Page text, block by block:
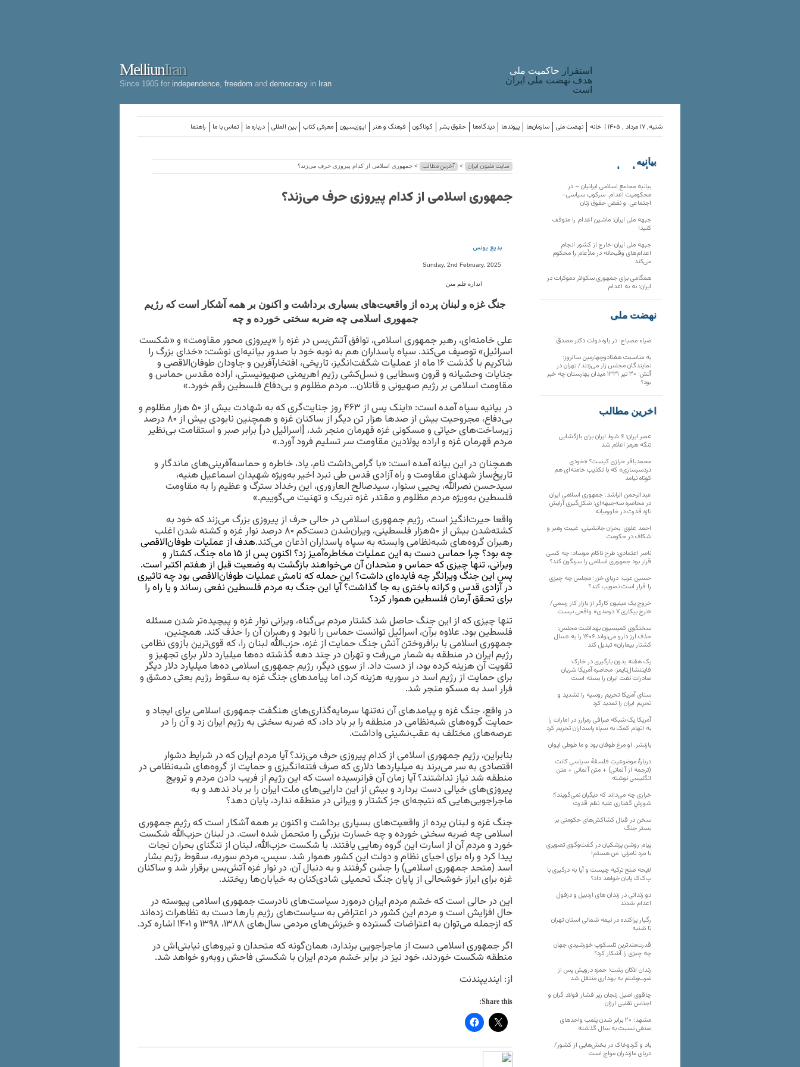
MelliunIran
Since 1905 for independence freedom and democracy in Iran
استقرار حاکميت ملی
هدف نهضت ملی ایران
است
راهنما تماس با ما درباره ما بین المللی معرفی کتاب اپوزیسیون فرهنگ و هنر گوناگون حقوق بشر دیدگاه‌ها پیوندها سازمان‌ها نهضت ملی خانه شنبه, ۱۷ مرداد , ۱۴۰۵ |
سایت ملیون ایران > آخرین مطالب > جمهوری اسلامی از کدام پیروزی حرف می‌زند؟
جمهوری اسلامی از کدام پیروزی حرف می‌زند؟
بدیع یونس
Sunday, 2nd February, 2025
اندازه قلم متن
جنگ غزه و لبنان پرده از واقعیت‌های بسیاری برداشت و اکنون بر همه آشکار است که رژیم
جمهوری اسلامی چه ضربه سختی خورده و چه
علی خامنه‌ای، رهبر جمهوری اسلامی، توافق آتش‌بس در غزه را «پیروزی محور مقاومت» و «شکست
اسرائیل» توصیف می‌کند. سپاه پاسداران هم به نوبه خود با صدور بیانیه‌ای نوشت: «خدای بزرگ را
شاکریم با گذشت ۱۶ ماه از عملیات شگفت‌انگیز، تاریخی، افتخارآفرین و جاودان طوفان‌الاقصی و
جنایات وحشیانه و قرون وسطایی و نسل‌کشی رژیم اهریمنی صهیونیستی، اراده مقدس حماس و
مقاومت اسلامی بر رژیم صهیونی و قاتلان… مردم مظلوم و بی‌دفاع فلسطین رقم خورد.»
در بیانیه سپاه آمده است: «اینک پس از ۴۶۳ روز جنایت‌گری که به شهادت بیش از ۵۰ هزار مظلوم و
بی‌دفاع، مجروحیت بیش از صدها هزار تن دیگر از ساکنان غزه و همچنین نابودی بیش از ۸۰ درصد
زیرساخت‌های حیاتی و مسکونی غزه قهرمان منجر شد، [اسرائيل در] برابر صبر و استقامت بی‌نظیر
مردم قهرمان غزه و اراده پولادین مقاومت سر تسلیم فرود آورد.»
همچنان در این بیانه آمده است: «با گرامی‌داشت نام، یاد، خاطره و حماسه‌آفرینی‌های ماندگار و
تاریخ‌ساز شهدای مقاومت و راه آزادی قدس طی نبرد اخیر به‌ویژه شهیدان اسماعیل هنیه،
سیدحسن نصرالله، یحیی سنوار، سیدصالح العاروری، این رخداد سترگ و عظیم را به مقاومت
فلسطین به‌ویژه مردم مظلوم و مقتدر غزه تبریک و تهنیت می‌گوییم.»
واقعا حیرت‌انگیز است، رژیم جمهوری اسلامی در حالی حرف از پیروزی بزرگ می‌زند که خود به
کشته‌شدن بیش از ۵۰هزار فلسطینی، ویران‌شدن دست‌کم ۸۰ درصد نوار غزه و کشته شدن اغلب
رهبران گروه‌های شبه‌نظامی وابسته به سپاه پاسداران اذعان می‌کند.هدف از عملیات طوفان‌الاقصی
چه بود؟ چرا حماس دست به این عملیات مخاطره‌آمیز زد؟ اکنون پس از ۱۵ ماه جنگ، کشتار و
ویرانی، تنها چیزی که حماس و متحدان آن می‌خواهند بازگشت به وضعیت قبل از هفتم اکتبر است.
پس این جنگ ویرانگر چه فایده‌ای داشت؟ این حمله که نامش عملیات طوفان‌الاقصی بود چه تاثیری
در آزادی قدس و کرانه باختری به جا گذاشت؟ آیا این جنگ به مردم فلسطین نفعی رساند و یا راه را
برای تحقق آرمان فلسطین هموار کرد؟
تنها چیزی که از این جنگ حاصل شد کشتار مردم بی‌گناه، ویرانی نوار غزه و پیچیده‌تر شدن مسئله
فلسطین بود. علاوه برآن، اسرائیل توانست حماس را نابود و رهبران آن را حذف کند. همچنین،
جمهوری اسلامی با برافروختن آتش جنگ حمایت از غزه، حزب‌الله لبنان را، که قوی‌ترین بازوی نظامی‌
رژیم ایران در منطقه به شمار می‌رفت و تهران در چند دهه گذشته ده‌ها میلیارد دلار برای تجهیز و
تقویت آن هزینه کرده بود، از دست داد. از سوی دیگر، رژیم جمهوری اسلامی ده‌ها میلیارد دلار دیگر
برای حمایت از رژیم اسد در سوریه هزینه کرد، اما پیامدهای جنگ غزه به سقوط رژیم بعثی دمشق و
فرار اسد به مسکو منجر شد.
در واقع، جنگ غزه و پیامدهای آن نه‌تنها سرمایه‌گذاری‌های هنگفت جمهوری اسلامی برای ایجاد و
حمایت گروه‌های شبه‌نظامی در منطقه را بر باد داد، که ضربه سختی به رژیم ایران زد و آن را در
عرصه‌های مختلف به عقب‌نشینی واداشت.
بنابراین، رژیم جمهوری اسلامی از کدام پیروزی حرف می‌زند؟ آیا مردم ایران که در شرایط دشوار
اقتصادی به سر می‌برند به میلیاردها دلاری که صرف فتنه‌انگیزی و حمایت از گروه‌های شبه‌نظامی در
منطقه شد نیاز نداشتند؟ آیا زمان آن فرانرسیده است که این رژیم از فریب دادن مردم و ترویج
پیروزی‌های خیالی دست بردارد و بیش از این دارایی‌های ملت ایران را بر باد ندهد و به
ماجراجویی‌هایی که نتیجه‌ای جز کشتار و ویرانی در منطقه ندارد، پایان دهد؟
جنگ غزه و لبنان پرده از واقعیت‌های بسیاری برداشت و اکنون بر همه آشکار است که رژیم جمهوری
اسلامی چه ضربه سختی خورده و چه خسارت بزرگی را متحمل شده است. در لبنان حزب‌الله شکست
خورد و مردم آن از اسارت این گروه رهایی یافتند. با شکست حزب‌الله، لبنان از تنگنای بحران نجات
پیدا کرد و راه برای احیای نظام و دولت این کشور هموار شد. سپس، مردم سوریه، سقوط رژیم بشار
اسد (متحد جمهوری اسلامی) را جشن گرفتند و به دنبال آن، در نوار غزه آتش‌بس برقرار شد و ساکنان
غزه برای ابراز خوشحالی از پایان جنگ تحمیلی شادی‌کنان به خیابان‌ها ریختند.
این در حالی است که خشم مردم ایران درمورد سیاست‌های نادرست جمهوری اسلامی پیوسته در
حال افزایش است و مردم این کشور در اعتراض به سیاست‌های رژیم بارها دست به تظاهرات زده‌اند
که ازجمله می‌توان به اعتراضات گسترده و خیزش‌های مردمی سال‌های ۱۳۸۸، ۱۳۹۸ و ۱۴۰۱ اشاره کرد.
اگر جمهوری اسلامی دست از ماجراجویی برندارد، همان‌گونه که متحدان و نیروهای نیابتی‌اش در
منطقه شکست خوردند، خود نیز در برابر خشم مردم ایران با شکستی فاحش روبه‌رو خواهد شد.
از: ایندیپندنت
Share this:
بیانیه
سازمان‌های
بیانیه مجامع اسلامی ایرانیان – در
محکومیت اعدام، سرکوب سیاسی–
اجتماعی، و نقض حقوق زنان
جبهه ملی ایران: ماشین اعدام را متوقف
کنید!
جبهه ملی ایران-خارج از کشور انجام
اعدام‌های وقیحانه در ملأِعام را محکوم
می‌کند
همگامی برای جمهوری سکولار دموکرات در
ایران: نه به اعدام
نهضت ملی
ضیاء مصباح: در باره دولت دکتر مصدق
به مناسبت هفتادوچهارمین سالروز:
نمایندگان مجلس زار می‌زدند/ تهران در
آتش؛ ۳۰ تیر ۱۳۳۱ میدان بهارستان چه خبر
بود؟
آخرین مطالب
عصر ایران: ۶ شرط ایران برای بازگشایی
تنگه هرمز اعلام شد
محمدباقر خرازی کیست؟ «خودیِ
دردسرسازی» که با تکذیب خامنه‌ای هم
کوتاه نیامد
عبدالرحمن الراشد: جمهوری اسلامی ایران
در محاصره سه‌جبهه‌ای؛ شکل‌گیری آرایش
تازه قدرت در خاورمیانه
احمد علوی: بحران جانشینی، غیبت رهبر و
شکاف در حکومت
ناصر اعتمادی: طرح ناکام موساد: چه کسی
قرار بود جمهوری اسلامی را سرنگون کند؟
حسین عرب: دریای خزر؛ مجلس چه چیزی
را قرار است تصویب کند؟
خروج یک میلیون کارگر از بازار کار رسمی/
«نرخ بیکاری ۷ درصدی» واقعی نیست
سخنگوی کمیسیون بهداشت مجلس:
حذف ارز دارو می‌تواند ۱۴۰۶ را به «سال
کشتار بیماران» تبدیل کند
یک هفته بدون بارگیری در خارک؛
فایننشال‌تایمز: محاصره آمریکا شریان
صادرات نفت ایران را بسته است
سنای آمریکا تحریم روسیه را تشدید و
تحریم ایران را تمدید کرد
آمریکا یک شبکه صرافی رمزارز در امارات را
به اتهام کمک به سپاه پاسداران تحریم کرد
بازنشر: او مرغ طوفان بود و ما طوطی ایوان
دربارهٔ موضوعیتِ فلسفهٔ سیاسیِ کانت
(ترجمه از آلمانی) + متن آلمانی + متن
انگلیسی نوشته
خرازی چه می‌داند که دیگران نمی‌گویند؟؛
شورشِ گفتاری علیه نظم قدرت
سخن در قبال کشاکش‌های حکومتی بر
بستر جنگ
پیام روشن پزشکیان در گفت‌و‌گوی تصویری
با مرد نامرئی: من هستم!
لایحه صلح ترکیه چیست و آیا به درگیری با
پ‌ک‌ک پایان خواهد داد؟
دو زندانی در زندان های اردبیل و دزفول
اعدام شدند
رگبار پراکنده در نیمه شمالی استان تهران
تا شنبه
قدرت‌مندترین تلسکوپ خورشیدی جهان
چه چیزی را آشکار کرد؟
زندان لاکان رشت؛ حمزه درویش پس از
ضرب‌وشتم به بهداری منتقل شد
چاقوی اصیل زنجان زیر فشار فولاد گران و
اجناس تقلبی ارزان
مشهد؛ ۲۰ برابر شدن پلمب واحدهای
صنفی نسبت به سال گذشته
باد و گردوخاک در بخش‌هایی از کشور/
دریای مازندران مواج است